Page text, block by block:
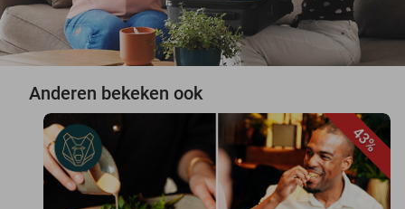
Anderen bekeken ook
43%